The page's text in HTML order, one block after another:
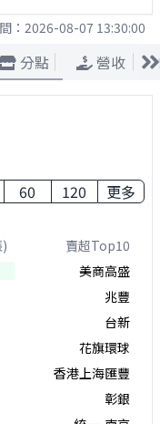
： 2026-08-07 13:30:00
分點 營收
60 120 更多
賣超Top10
美商高盛
兆豐
台新
花旗環球
香港上海匯豐
彰銀